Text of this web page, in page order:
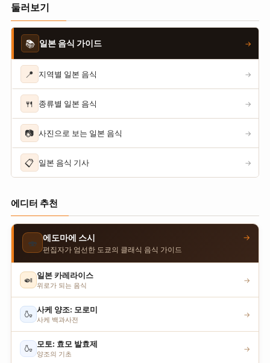
둘러보기
📚 일본 음식 가이드 →
📍 지역별 일본 음식 →
🍴 종류별 일본 음식 →
📷 사진으로 보는 일본 음식 →
📋 일본 음식 기사 →
에디터 추천
🍣 에도마에 스시
편집자가 엄선한 도쿄의 클래식 음식 가이드
→
🍛 일본 카레라이스
위로가 되는 음식
→
🍶 사케 양조: 모로미
사케 백과사전
→
🍶 모토: 효모 발효제
양조의 기초
→